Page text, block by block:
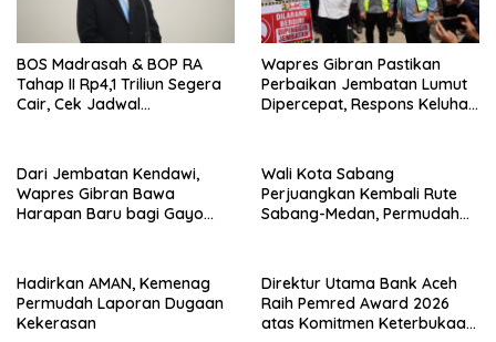
BOS Madrasah & BOP RA
Tahap II Rp4,1 Triliun Segera
Cair, Cek Jadwal
Wapres Gibran Pastikan
Perbaikan Jembatan Lumut
Dipercepat, Respons Keluhan
Dari Jembatan Kendawi,
Wapres Gibran Bawa
Harapan Baru bagi Gayo
Wali Kota Sabang
Perjuangkan Kembali Rute
Sabang-Medan, Permudah
Hadirkan AMAN, Kemenag
Permudah Laporan Dugaan
Kekerasan
Direktur Utama Bank Aceh
Raih Pemred Award 2026
atas Komitmen Keterbukaan